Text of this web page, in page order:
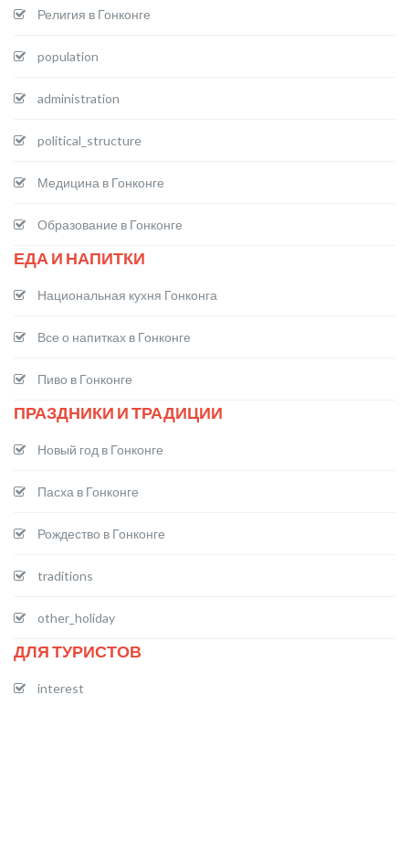
Религия в Гонконге
population
administration
political_structure
Медицина в Гонконге
Образование в Гонконге
ЕДА И НАПИТКИ
Национальная кухня Гонконга
Все о напитках в Гонконге
Пиво в Гонконге
ПРАЗДНИКИ И ТРАДИЦИИ
Новый год в Гонконге
Пасха в Гонконге
Рождество в Гонконге
traditions
other_holiday
ДЛЯ ТУРИСТОВ
interest